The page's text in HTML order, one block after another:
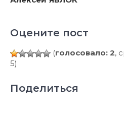
Оцените пост
(голосовало: 2,
5)
Поделиться